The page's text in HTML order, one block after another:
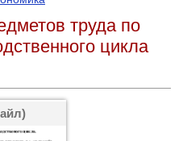
труда по
цикла